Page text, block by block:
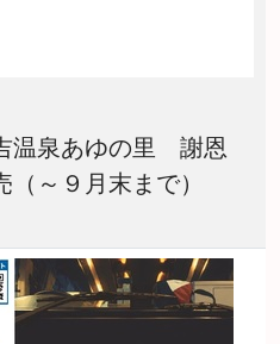
温泉あゆの里 謝恩
～９月末まで）